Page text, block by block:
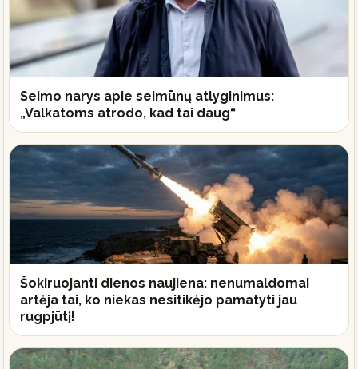
Seimo narys apie seimūnų atlyginimus:
„Valkatoms atrodo, kad tai daug“
Šokiruojanti dienos naujiena: nenumaldomai
artėja tai, ko niekas nesitikėjo pamatyti jau
rugpjūtį!